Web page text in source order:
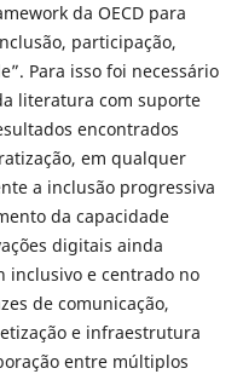
da OECD para
participação,
Para isso foi necessário
literatura com suporte
encontrados
em qualquer
a inclusão progressiva
da capacidade
digitais ainda
inclusivo e centrado no
de comunicação,
e infraestrutura
entre múltiplos